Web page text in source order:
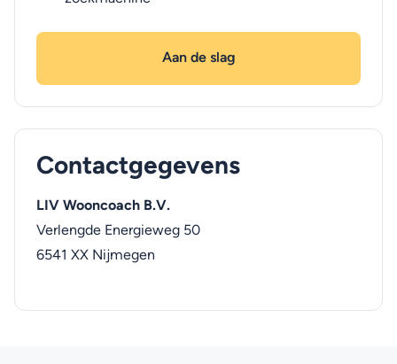
Aan de slag
Contactgegevens
LIV Wooncoach B.V.
Verlengde Energieweg 50
6541 XX Nijmegen